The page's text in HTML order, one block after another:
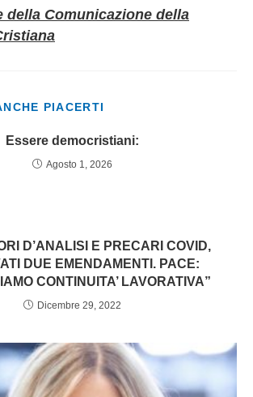
della Comunicazione della
PIACERTI
Essere democristiani:
Agosto 1, 2026
D’ANALISI E PRECARI COVID,
DUE EMENDAMENTI. PACE:
CONTINUITA’ LAVORATIVA”
Dicembre 29, 2022